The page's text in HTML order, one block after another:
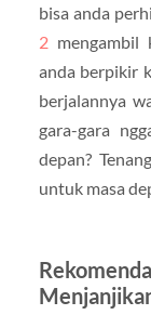
bisa anda
2mengambil
anda berpikir
berjalannya
gara-gara
depan?
untuk masa